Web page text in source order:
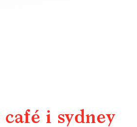
café i sydney